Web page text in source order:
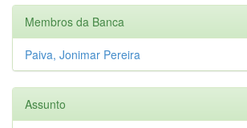
Membros da Banca
Paiva, Jonimar Pereira
Assunto